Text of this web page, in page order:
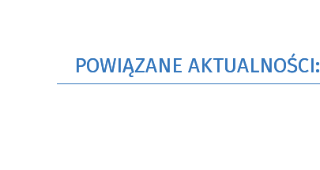
POWIĄZANE AKTUALNOŚCI: